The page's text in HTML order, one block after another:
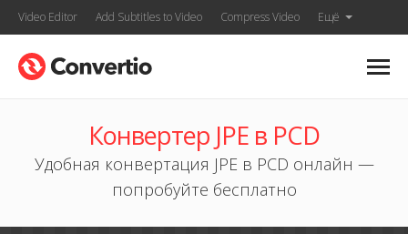
Video Editor Add Subtitles to Video Compress Video Ещё
Конвертер JPE в PCD
Удобная конвертация JPE в PCD онлайн —
попробуйте бесплатно